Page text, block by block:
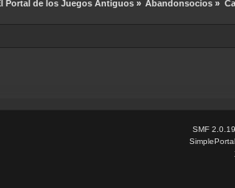
Portal de los Juegos Antiguos» Abandonsocios »
SMF 2.0.19